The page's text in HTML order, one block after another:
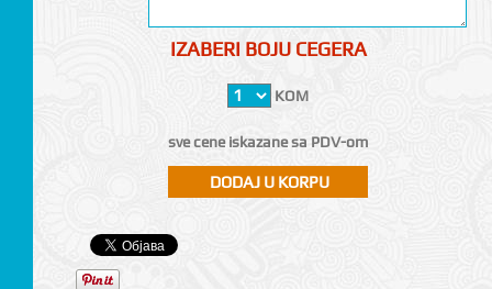
IZABERI BOJU CEGERA
KOM
sve cene iskazane sa PDV-om